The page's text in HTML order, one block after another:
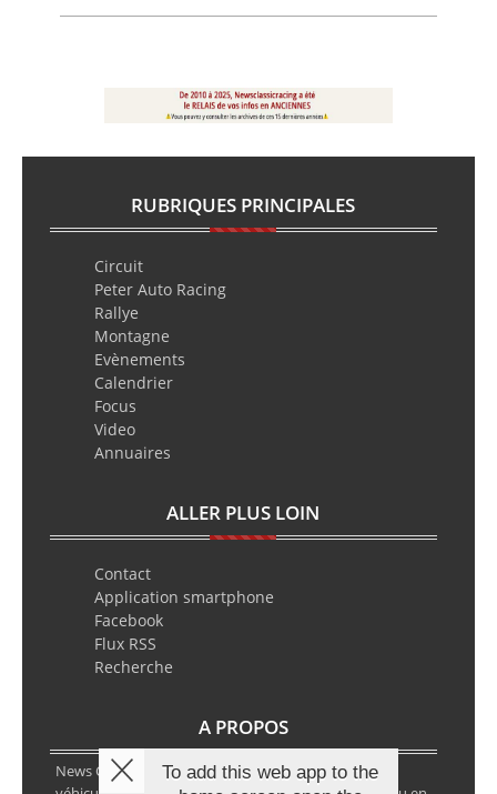
RUBRIQUES PRINCIPALES
Circuit
Peter Auto Racing
Rallye
Montagne
Evènements
Calendrier
Focus
Video
Annuaires
ALLER PLUS LOIN
Contact
Application smartphone
Facebook
Flux RSS
Recherche
A PROPOS
News Classic Racing est le portail de l’actualité du
To add this web app to the